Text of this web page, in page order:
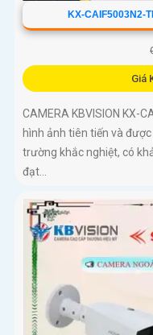
KX-CAIF5003N2-
Giá
CAMERA KBVISION KX-
hình ảnh tiên tiến và
trường khắc nghiệt, có
đạt...